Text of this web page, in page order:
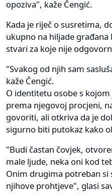
opoziva", kaže Čengić.
Kada je riječ o susretima,
ukupno na hiljade
stvari za koje nije
"Svakog od njih sam
kaže Čengić.
O identitetu osobe s
prema njegovoj procjeni,
govoriti, ali otkriva da je
sigurno biti putokaz kako
"Budi častan čovjek,
male ljude, neka oni kod
Onim drugima potreban si
njihove prohtjeve", glasi